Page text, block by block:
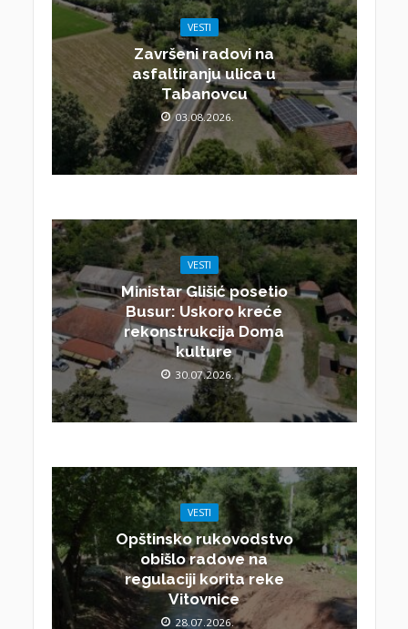
VESTI
Završeni radovi na
asfaltiranju ulica u
Tabanovcu
03.08.2026.
VESTI
Ministar Glišić posetio
Busur: Uskoro kreće
rekonstrukcija Doma
kulture
30.07.2026.
VESTI
Opštinsko rukovodstvo
obišlo radove na
regulaciji korita reke
Vitovnice
28.07.2026.